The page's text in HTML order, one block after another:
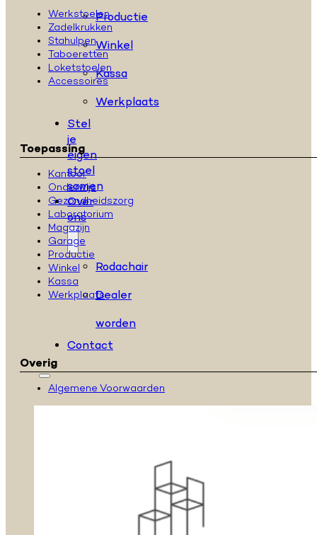
Productie
Winkel
Kassa
Werkplaats
Stel
je
eigen
stoel
samen
Over
ons
Rodachair
Dealer
worden
Contact
Werkstoelen
Zadelkrukken
Stahulpen
Taboeretten
Loketstoelen
Accessoires
Toepassing
Kantoor
Onderwijs
Gezondheidszorg
Laboratorium
Magazijn
Garage
Productie
Winkel
Kassa
Werkplaats
Overig
Algemene Voorwaarden